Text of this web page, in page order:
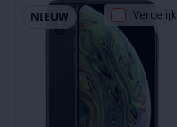
NIEUW Vergelijk